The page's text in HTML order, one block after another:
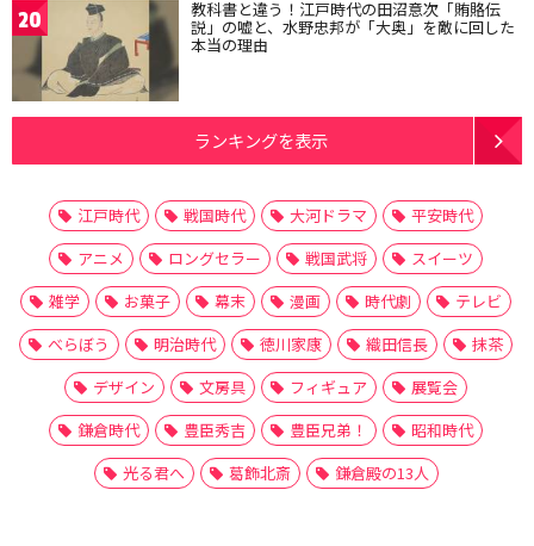
20 教科書と違う！江戸時代の田沼意次「賄賂伝
説」の嘘と、水野忠邦が「大奥」を敵に回した
本当の理由
ランキングを表示
江戸時代 戦国時代 大河ドラマ
平安時代
アニメ
ロングセラー 戦国武将
スイーツ
雑学
お菓子 幕末 漫画 時代劇
テレビ
べらぼう
明治時代 徳川家康 織田信長
抹茶
デザイン
文房具 フィギュア
展覧会
鎌倉時代
豊臣秀吉 豊臣兄弟！
昭和時代
光る君へ
葛飾北斎 鎌倉殿の13人